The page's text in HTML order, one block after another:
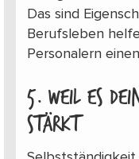
Das sind
Berufsleben
Personalern
5. weil es
stärkt